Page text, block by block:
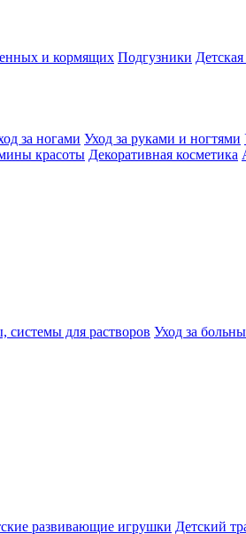
и кормящих Подгузники
за ногами Уход за руками и ногтями
красоты Декоративная косметика
для растворов Уход за
развивающие игрушки Детский